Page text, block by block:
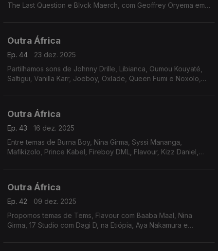
The Last Question e Blvck Maerch, com Geoffrey Oryema em
Outra África
Ep. 44
23 dez. 2025
Partilhamos sons de Johnny Drille, Libianca, Oumou Kouyaté,
Saltigui, Vanilla Karr, Joeboy, Oxlade, Queen Fumi e Noxolo,
Outra África
Ep. 43
16 dez. 2025
Entre temas de Burna Boy, Nina Girma, Syssi Mananga,
Mafikizolo, Prince Kabel, Fireboy DML, Flavour, Kizz Daniel,
Outra África
Ep. 42
09 dez. 2025
Propomos temas de Tems, Flavour com Baaba Maal, Nina
Girma, 17 Studio com Dagi D, na Etiópia, Aya Nakamura e